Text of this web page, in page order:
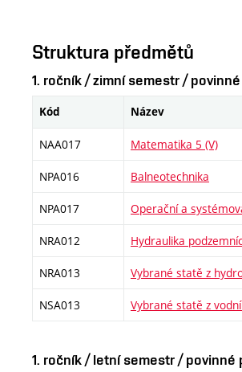
Struktura předmětů
1. ročník / zimní semestr /
Kód Název
NAA017 Matematika 5 (V)
NPA016 Balneotechnika
NPA017 Operační a
NRA012 Hydraulika
NRA013 Vybrané statě z
NSA013 Vybrané statě z
1. ročník / letní semestr / povinné